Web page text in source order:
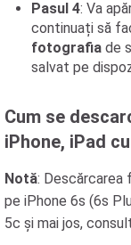
Pasul 4: Va
continuați să
fotografia de
salvat pe
Cum se
iPhone, iPad
Notă: Descărcarea
pe iPhone 6s (6s
5c și mai jos,